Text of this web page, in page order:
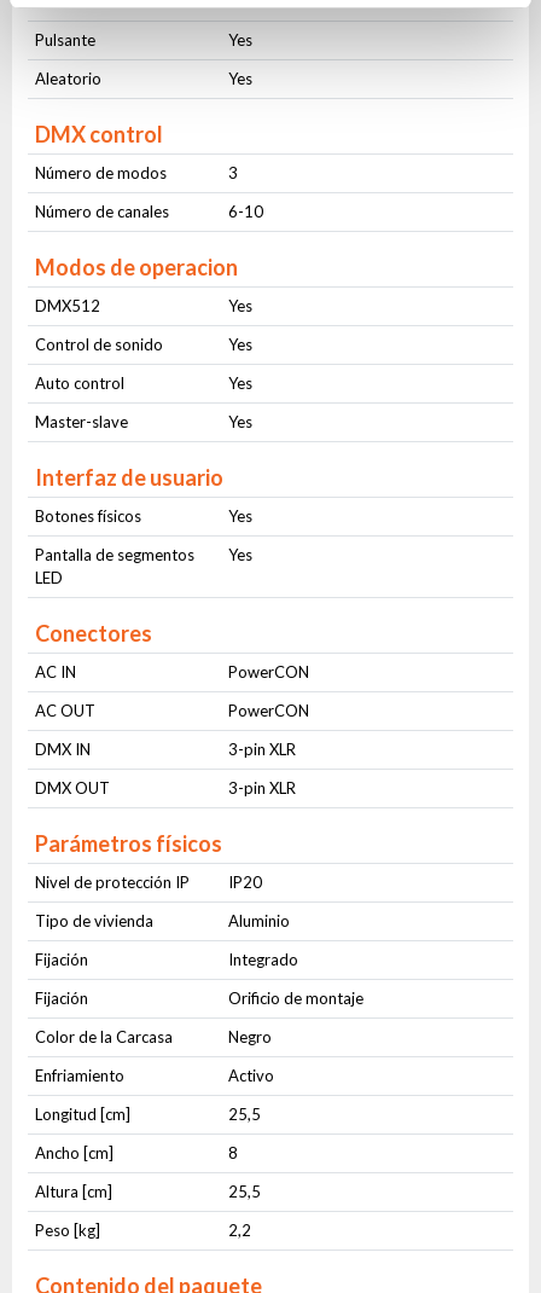
Pulsante
Yes
Aleatorio
Yes
DMX control
Número de modos
3
Número de canales
6-10
Modos de operacion
DMX512
Yes
Control de sonido
Yes
Auto control
Yes
Master-slave
Yes
Interfaz de usuario
Botones físicos
Yes
Pantalla de segmentos
LED
Yes
Conectores
AC IN
PowerCON
AC OUT
PowerCON
DMX IN
3-pin XLR
DMX OUT
3-pin XLR
Parámetros físicos
Nivel de protección IP
IP20
Tipo de vivienda
Aluminio
Fijación
Integrado
Fijación
Orificio de montaje
Color de la Carcasa
Negro
Enfriamiento
Activo
Longitud [cm]
25,5
Ancho [cm]
8
Altura [cm]
25,5
Peso [kg]
2,2
Contenido del paquete